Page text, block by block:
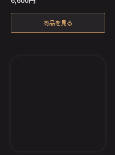
商品を見る